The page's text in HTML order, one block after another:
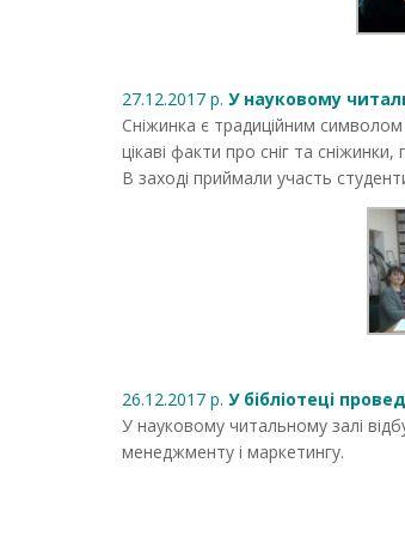
27.12.2017 р. У науковому
Сніжинка є традиційним символом
цікаві факти про сніг та
В заході приймали участь
26.12.2017 р. У бібліотеці
У науковому читальному залі
менеджменту і маркетингу.